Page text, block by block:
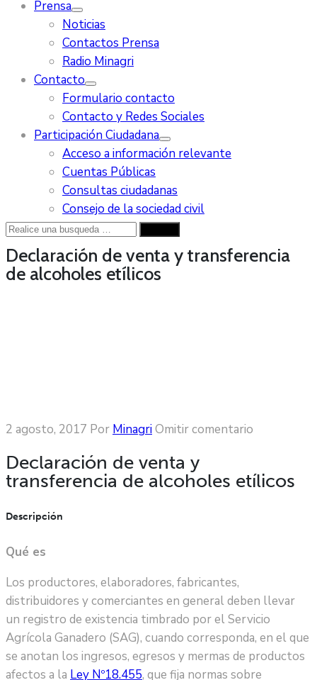
Prensa
Noticias
Contactos Prensa
Radio Minagri
Contacto
Formulario contacto
Contacto y Redes Sociales
Participación Ciudadana
Acceso a información relevante
Cuentas Públicas
Consultas ciudadanas
Consejo de la sociedad civil
Declaración de venta y transferencia
de alcoholes etílicos
2 agosto, 2017 Por MinagriOmitir comentario
Declaración de venta y
transferencia de alcoholes etílicos
Descripción
Qué es
Los productores, elaboradores, fabricantes,
distribuidores y comerciantes en general deben llevar
un registro de existencia timbrado por el Servicio
Agrícola Ganadero (SAG), cuando corresponda, en el que
se anotan los ingresos, egresos y mermas de productos
afectos a la Ley Nº18.455, que fija normas sobre